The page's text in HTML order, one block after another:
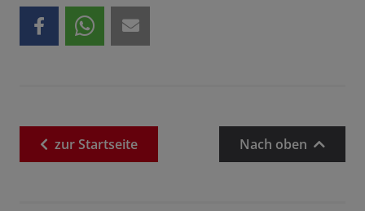
zurStartseite Nach oben